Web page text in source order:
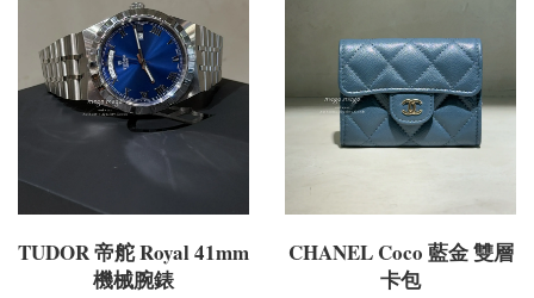
TUDOR 帝舵 Royal 41mm
機械腕錶
CHANEL Coco 藍金 雙層
卡包